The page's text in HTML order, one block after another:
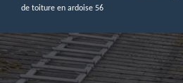
de toiture en ardoise 56